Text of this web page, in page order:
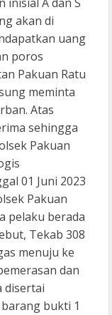
akan di
uang
poros
Pakuan Ratu
meminta
Atas
sehingga
Pakuan
01 Juni 2023
Pakuan
pelaku berada
Tekab 308
menuju ke
dan
disertai
bukti 1